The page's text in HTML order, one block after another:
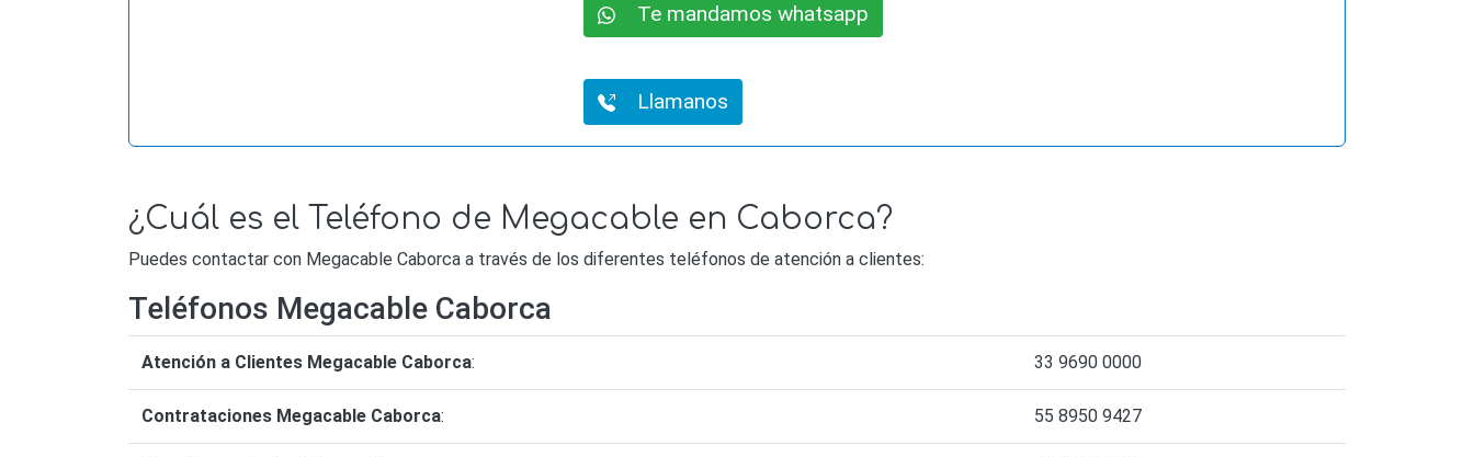
Te mandamos whatsapp
Llamanos
¿Cuál es el Teléfono de Megacable en Caborca?
Puedes contactar con Megacable Caborca a través de los diferentes teléfonos de atención a clientes:
Teléfonos Megacable Caborca
Atención a Clientes Megacable Caborca: 33 9690 0000
Contrataciones Megacable Caborca: 55 8950 9427